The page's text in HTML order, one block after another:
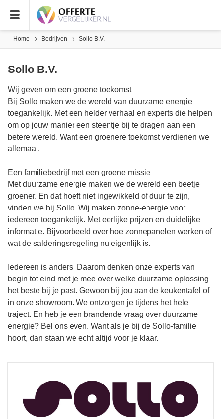
Home Bedrijven Sollo B.V.
Sollo B.V.
Wij geven om een groene toekomst
Bij Sollo maken we de wereld van duurzame energie
toegankelijk. Met een helder verhaal en experts die helpen
om op jouw manier een steentje bij te dragen aan een
betere wereld. Want een groenere toekomst verdienen we
allemaal.
Een familiebedrijf met een groene missie
Met duurzame energie maken we de wereld een beetje
groener. En dat hoeft niet ingewikkeld of duur te zijn,
vinden we bij Sollo. Wij maken zonne-energie voor
iedereen toegankelijk. Met eerlijke prijzen en duidelijke
informatie. Bijvoorbeeld over hoe zonnepanelen werken of
wat de salderingsregeling nu eigenlijk is.
Iedereen is anders. Daarom denken onze experts van
begin tot eind met je mee over welke duurzame oplossing
het beste bij je past. Gewoon bij jou aan de keukentafel of
in onze showroom. We ontzorgen je tijdens het hele
traject. En heb je een brandende vraag over duurzame
energie? Bel ons even. Want als je bij de Sollo-familie
hoort, dan staan we echt altijd voor je klaar.